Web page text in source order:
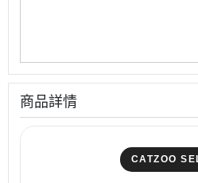
商品詳情
CATZOO